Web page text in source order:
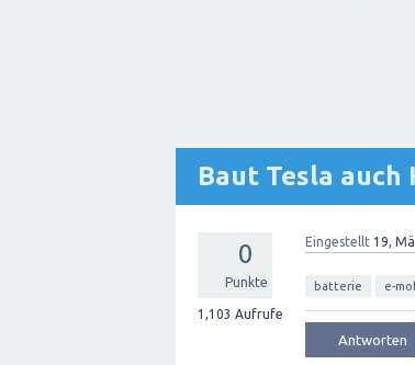
Baut Tesla auch
0
Punkte
1,103 Aufrufe
Eingestellt 19,
batterie e-